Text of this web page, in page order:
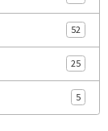
52
25
5